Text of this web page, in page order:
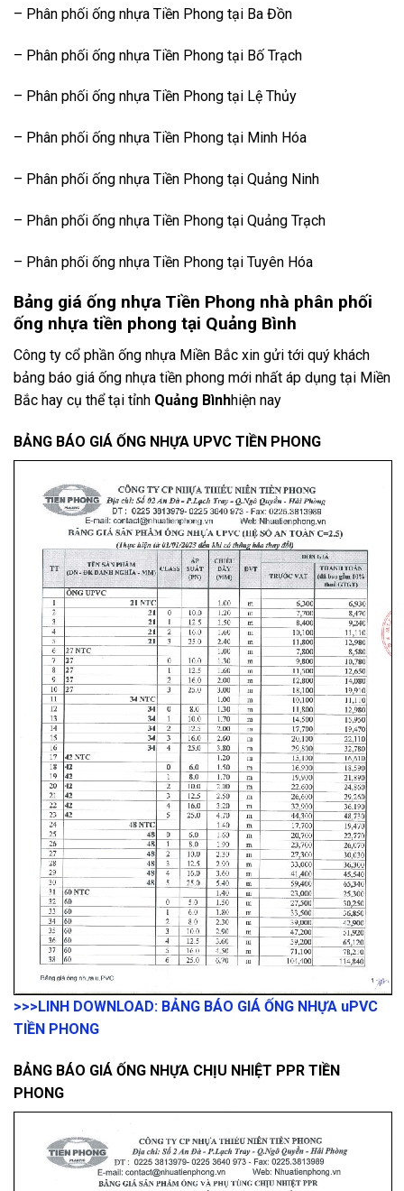
– Phân phối ống nhựa Tiền Phong tại Ba Đồn
– Phân phối ống nhựa Tiền Phong tại Bố Trạch
– Phân phối ống nhựa Tiền Phong tại Lệ Thủy
– Phân phối ống nhựa Tiền Phong tại Minh Hóa
– Phân phối ống nhựa Tiền Phong tại Quảng Ninh
– Phân phối ống nhựa Tiền Phong tại Quảng Trạch
– Phân phối ống nhựa Tiền Phong tại Tuyên Hóa
Bảng giá ống nhựa Tiền Phong nhà phân phối
ống nhựa tiền phong tại Quảng Bình
Công ty cổ phần ống nhựa Miền Bắc xin gửi tới quý khách
bảng báo giá ống nhựa tiền phong mới nhất áp dụng tại Miền
Bắc hay cụ thể tại tỉnh Quảng Bìnhhiện nay
BẢNG BÁO GIÁ ỐNG NHỰA UPVC TIỀN PHONG
>>>LINH DOWNLOAD: BẢNG BÁO GIÁ ỐNG NHỰA uPVC
TIỀN PHONG
BẢNG BÁO GIÁ ỐNG NHỰA CHỊU NHIỆT PPR TIỀN
PHONG